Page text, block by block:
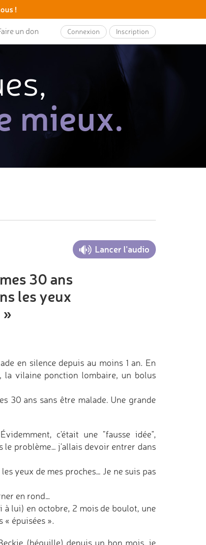
!
un don Connexion Inscription
mieux.
Lancer l'audio
30 ans
les yeux
en silence depuis au moins 1 an. En
vilaine ponction lombaire, un bolus
30 ans sans être malade. Une grande
c'était une "fausse idée",
le problème… j'allais devoir entrer dans
yeux de mes proches… Je ne suis pas
en rond…
lui) en octobre, 2 mois de boulot, une
« épuisées ».
(béquille) depuis un bon mois, je